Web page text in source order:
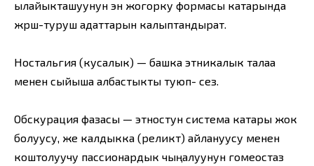
ылайыкташуунун эн жогорку формасы катарында
жүрүш-туруш адаттарын калыптандырат.
Ностальгия (кусалык) — башка этникалык талаа
менен сыйыша албастыкты туюп- сезүү.
Обскурация фазасы — этностун система катары жок
болуусу, же калдыкка (реликт) айлануусу менен
коштолуучу пассионардык чыңалуунун гомеостаз